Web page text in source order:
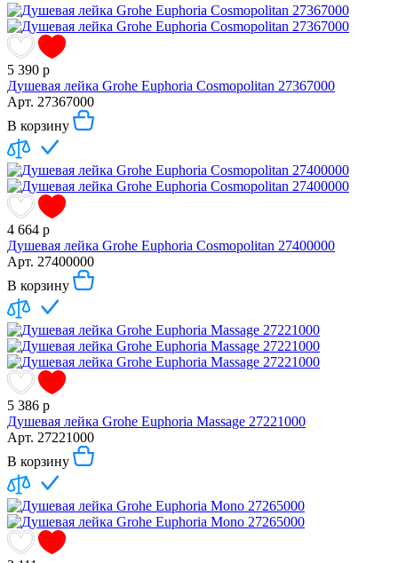
5 390 р
Душевая лейка Grohe Euphoria Cosmopolitan 27367000
Арт. 27367000
В корзину
4 664 р
Душевая лейка Grohe Euphoria Cosmopolitan 27400000
Арт. 27400000
В корзину
5 386 р
Душевая лейка Grohe Euphoria Massage 27221000
Арт. 27221000
В корзину